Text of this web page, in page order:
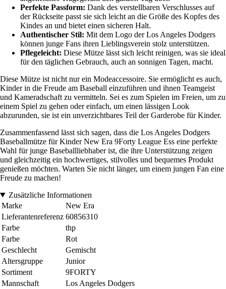
Perfekte Passform: Dank des verstellbaren Verschlusses auf
der Rückseite passt sie sich leicht an die Größe des Kopfes des
Kindes an und bietet einen sicheren Halt.
Authentischer Stil: Mit dem Logo der Los Angeles Dodgers
können junge Fans ihren Lieblingsverein stolz unterstützen.
Pflegeleicht: Diese Mütze lässt sich leicht reinigen, was sie ideal
für den täglichen Gebrauch, auch an sonnigen Tagen, macht.
Diese Mütze ist nicht nur ein Modeaccessoire. Sie ermöglicht es auch,
Kinder in die Freude am Baseball einzuführen und ihnen Teamgeist
und Kameradschaft zu vermitteln. Sei es zum Spielen im Freien, um zu
einem Spiel zu gehen oder einfach, um einen lässigen Look
abzurunden, sie ist ein unverzichtbares Teil der Garderobe für Kinder.
Zusammenfassend lässt sich sagen, dass die Los Angeles Dodgers
Baseballmütze für Kinder New Era 9Forty League Ess eine perfekte
Wahl für junge Baseballliebhaber ist, die ihre Unterstützung zeigen
und gleichzeitig ein hochwertiges, stilvolles und bequemes Produkt
genießen möchten. Warten Sie nicht länger, um einem jungen Fan eine
Freude zu machen!
Zusätzliche Informationen
Marke
New Era
Lieferantenreferenz 60856310
Farbe
thp
Farbe
Rot
Geschlecht
Gemischt
Altersgruppe
Junior
Sortiment
9FORTY
Mannschaft
Los Angeles Dodgers